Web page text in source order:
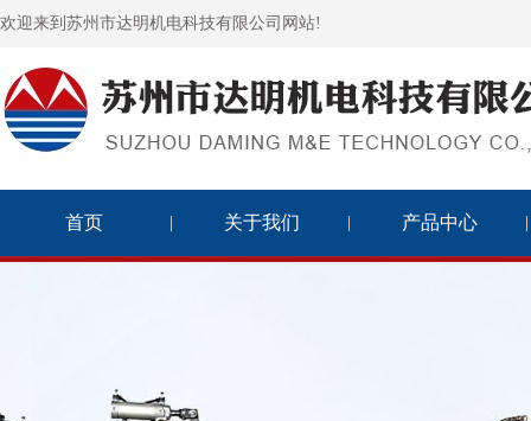
欢迎来到苏州市达明机电科技有限公司网站!
首页 关于我们 产品中心